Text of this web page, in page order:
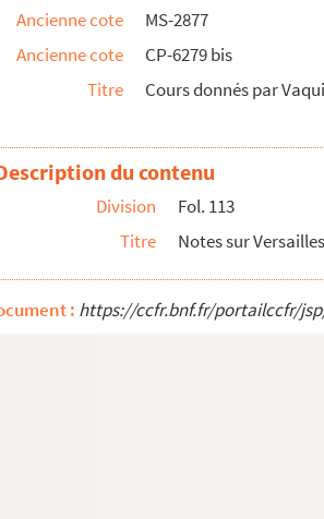
prêtres et aux bourgeois de Paris. [Version
cours
et notes diverses
Ancienne cote
MS-2877
Ancienne cote
CP-6279 bis
Titre
Cours donnés par
du contenu
Division
Fol. 113
Titre
Notes sur Versailles
: https://ccfr.bnf.fr/portailccfr/